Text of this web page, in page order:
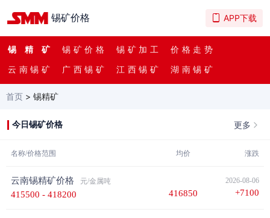
锡矿价格 APP下载
锡精矿 锡矿价格 锡矿加工 价格走势
云南锡矿 广西锡矿 江西锡矿 湖南锡矿
首页 > 锡精矿
今日锡矿价格 更多
名称/价格范围 均价 涨跌
云南锡精矿价格 元/金属吨
415500 - 418200 416850
2026-08-06
+7100